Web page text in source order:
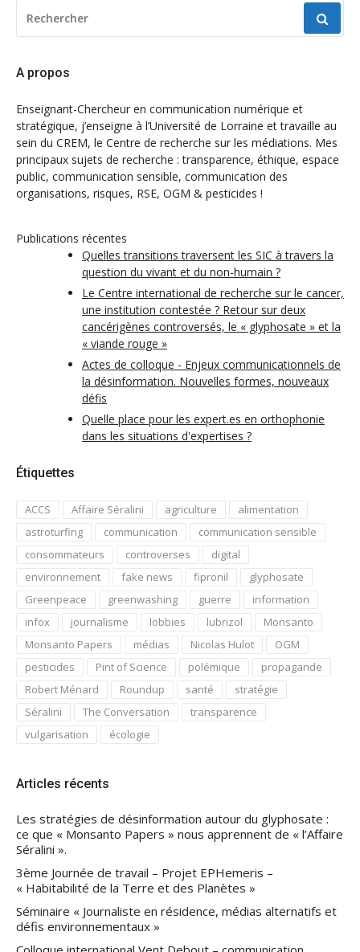
POUR
:
A propos
Enseignant-Chercheur en communication numérique et
stratégique, j’enseigne à l’Université de Lorraine et travaille au
sein du CREM, le Centre de recherche sur les médiations. Mes
principaux sujets de recherche : transparence, éthique, espace
public, communication sensible, communication des
organisations, risques, RSE, OGM & pesticides !
Publications récentes
Quelles transitions traversent les SIC à travers la
question du vivant et du non-humain ?
Le Centre international de recherche sur le cancer,
une institution contestée ? Retour sur deux
cancérigènes controversés, le « glyphosate » et la
« viande rouge »
Actes de colloque - Enjeux communicationnels de
la désinformation. Nouvelles formes, nouveaux
défis
Quelle place pour les expert.es en orthophonie
dans les situations d'expertises ?
Étiquettes
ACCS Affaire Séralini agriculture
alimentation
astroturfing
communication
communication sensible
consommateurs
controverses
digital
environnement
fake news fipronil
glyphosate
Greenpeace
greenwashing guerre
information
infox
journalisme lobbies lubrizol
Monsanto
Monsanto Papers
médias Nicolas Hulot
OGM
pesticides
Pint of Science polémique
propagande
Robert Ménard
Roundup santé
stratégie
Séralini
The Conversation
transparence
vulgarisation
écologie
Articles récents
Les stratégies de désinformation autour du glyphosate :
ce que « Monsanto Papers » nous apprennent de « l’Affaire
Séralini ».
3ème Journée de travail – Projet EPHemeris –
« Habitabilité de la Terre et des Planètes »
Séminaire « Journaliste en résidence, médias alternatifs et
défis environnementaux »